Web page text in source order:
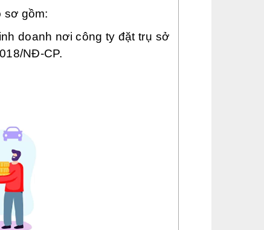
sơ gồm:
doanh nơi công ty đặt trụ sở
NĐ-CP.